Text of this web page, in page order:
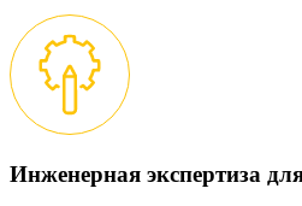
Инженерная экспертиза